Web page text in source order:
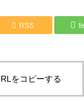
RSS
をコピーする